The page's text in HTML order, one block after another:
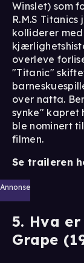
Winslet) som
R.M.S
kolliderer
overleve
"Titanic"
over natta.
synke" kapret
ble nominert
filmen.
Se traileren
Annonse
5. Hva
Grape